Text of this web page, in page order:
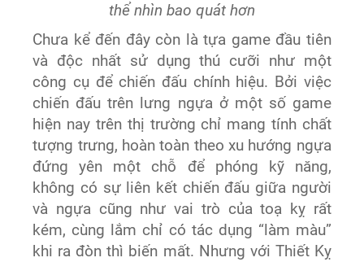
thể nhìn bao quát hơn
Chưa kể đến đây còn là tựa game đầu tiên
và độc nhất sử dụng thú cưỡi như một
công cụ để chiến đấu chính hiệu. Bởi việc
chiến đấu trên lưng ngựa ở một số game
hiện nay trên thị trường chỉ mang tính chất
tượng trưng, hoàn toàn theo xu hướng ngựa
đứng yên một chỗ để phóng kỹ năng,
không có sự liên kết chiến đấu giữa người
và ngựa cũng như vai trò của toạ kỵ rất
kém, cùng lắm chỉ có tác dụng “làm màu”
khi ra đòn thì biến mất. Nhưng với Thiết Kỵ